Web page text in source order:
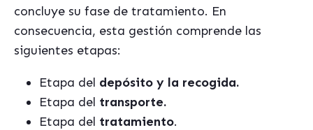
concluye su fase de tratamiento. En
consecuencia, esta gestión comprende las
siguientes etapas:
Etapa del depósito y la recogida.
Etapa del transporte.
Etapa del tratamiento.